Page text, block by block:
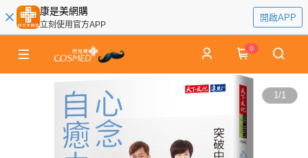
康是美網購
立刻使用官方APP
開啟APP
0
1/1